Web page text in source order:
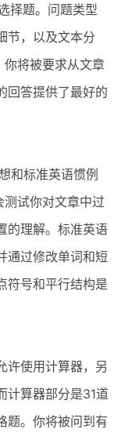
题。问题类型
节，以及文本分
你将被要求从文章
回答提供了最好的
标准英语惯例
测试你对文章中过
的理解。标准英语
通过修改单词和短
符号和平行结构是
使用计算器，另
计算器部分是31道
题。你将被问到有